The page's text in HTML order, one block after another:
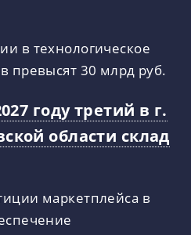
в технологическое
превысят 30 млрд руб.
году третий в г.
области склад
маркетплейса в